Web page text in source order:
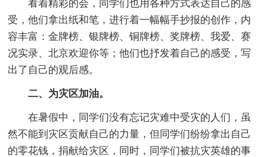
看着精彩的会，同学们也用各种方式表达自己的感
受，他们拿出纸和笔，进行着一幅幅手抄报的创作，内
容丰富：金牌榜、银牌榜、铜牌榜、奖牌榜、我爱、赛
况实录、北京欢迎你等；他们也抒发着自己的感受，写
出了自己的观后感。
二、为灾区加油。
在暑假中，同学们没有忘记灾难中受灾的人们，虽
然不能到灾区贡献自己的力量，但同学们纷纷拿出自己
的零花钱，捐献给灾区，同时，同学们被抗灾英雄的事